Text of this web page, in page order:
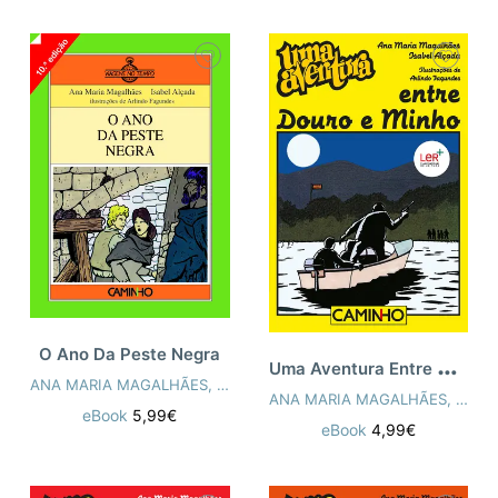
O Ano Da Peste Negra
ANA MARIA MAGALHÃES, ISABEL ALÇADA
eBook 5,99€
U
ma Aventura Entre Douro e Minho
ANA MARIA MAGALHÃES,
eBook 4,99€